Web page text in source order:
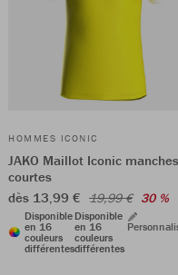
HOMMES ICONIC
JAKO Maillot Iconic manches
courtes
dès 13,99 € 19,99 € 30 %
Disponible
en 16
couleurs
différentes
Disponible
en 16
couleurs
différentes